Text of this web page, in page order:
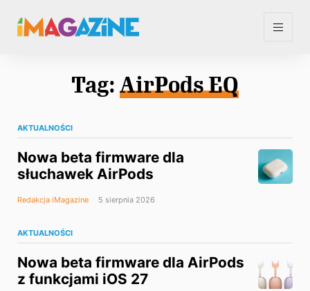
Tag: AirPods EQ
AKTUALNOŚCI
Nowa beta firmware dla
słuchawek AirPods
Redakcja iMagazine 5 sierpnia 2026
AKTUALNOŚCI
Nowa beta firmware dla AirPods
z funkcjami iOS 27